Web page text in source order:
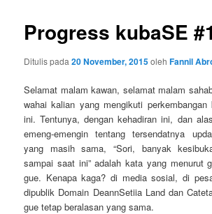
utama
Progress kubaSE #1
Ditulis pada20 November, 2015olehFannil
Selamat malam kawan, selamat malam
wahai kalian yang mengikuti
ini. Tentunya, dengan kehadiran ini, dan
emeng-emengin tentang tersendatnya
yang masih sama, “Sori, banyak
sampai saat ini” adalah kata yang menurut
gue. Kenapa kaga? di media sosial, di
dipublik Domain DeannSetiia Land dan
gue tetap beralasan yang sama.